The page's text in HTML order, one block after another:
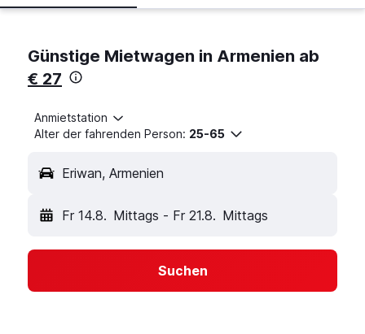
Günstige Mietwagen in Armenien ab
€ 27
Anmietstation
Alter der fahrenden Person: 25-65
Eriwan, Armenien
Fr 14.8. Mittags - Fr 21.8. Mittags
Suchen